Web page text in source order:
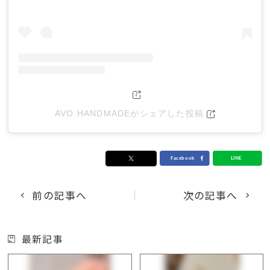
AVO.HANDMADEがシェアした投稿
前の記事へ 次の記事へ
最新記事